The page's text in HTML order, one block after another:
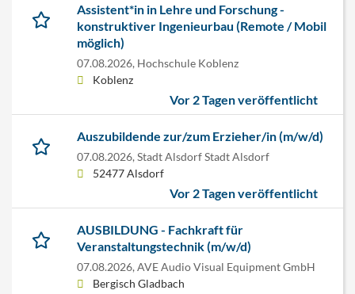
Assistent*in in Lehre und Forschung -
konstruktiver Ingenieurbau (Remote / Mobil
möglich)
07.08.2026, Hochschule Koblenz
Koblenz
Vor 2 Tagen veröffentlicht
Auszubildende zur/zum Erzieher/in (m/w/d)
07.08.2026, Stadt Alsdorf Stadt Alsdorf
52477 Alsdorf
Vor 2 Tagen veröffentlicht
AUSBILDUNG - Fachkraft für
Veranstaltungstechnik (m/w/d)
07.08.2026, AVE Audio Visual Equipment GmbH
Bergisch Gladbach